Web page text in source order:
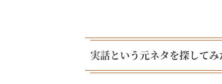
実話という元ネタを探して